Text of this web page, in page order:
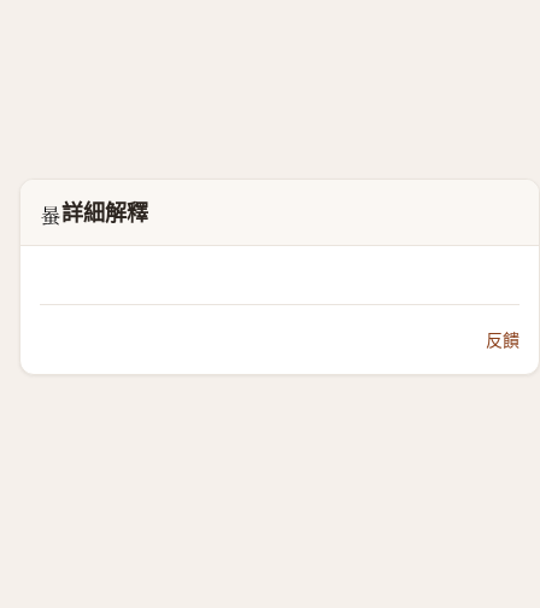
𧋯詳細解釋
反饋